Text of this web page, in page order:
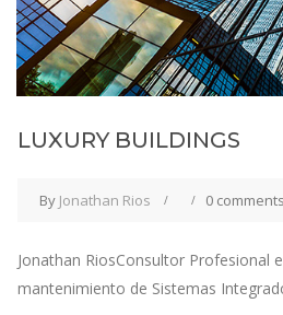
LUXURY BUILDINGS
By Jonathan Rios 0 comments
Jonathan RiosConsultor Profesional
mantenimiento de Sistemas